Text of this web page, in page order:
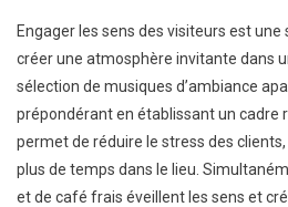
Engager les sens des visiteurs est
créer une atmosphère invitante dans
sélection de musiques d’ambiance
prépondérant en établissant un cadre
permet de réduire le stress des
plus de temps dans le lieu.
et de café frais éveillent les sens et